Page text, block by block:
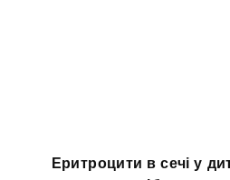
Еритроцити в сечі у